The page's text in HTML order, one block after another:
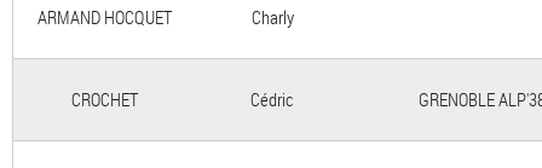
ARMAND HOCQUET Charly
CROCHET Cédric GRENOBLE